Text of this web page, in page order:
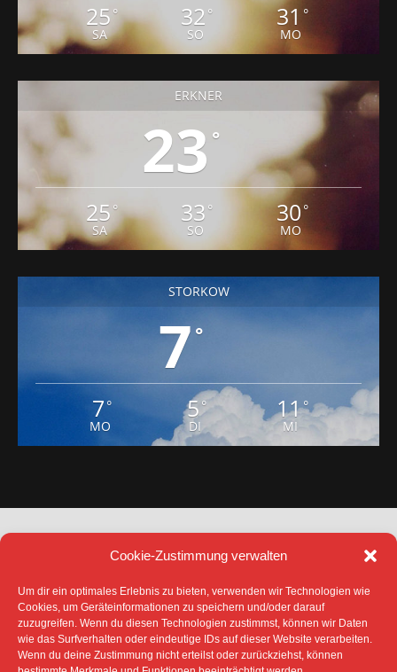
Cookie-Zustimmung verwalten
Um dir ein optimales Erlebnis zu bieten, verwenden wir Technologien wie
Cookies, um Geräteinformationen zu speichern und/oder darauf
zuzugreifen. Wenn du diesen Technologien zustimmst, können wir Daten
wie das Surfverhalten oder eindeutige IDs auf dieser Website verarbeiten.
Wenn du deine Zustimmung nicht erteilst oder zurückziehst, können
25 °
SA
32 °
SO
31 °
MO
ERKNER
23 °
25 °
SA
33 °
SO
30 °
MO
STORKOW
7°
7 °
MO
5°
DI
11°
MI
DATENSCHUTZ
IMPRESSUM
COOKIE-RICHTLINIE (EU)
SÄMTLICHE TEXTE, BILDER UND ANDERE